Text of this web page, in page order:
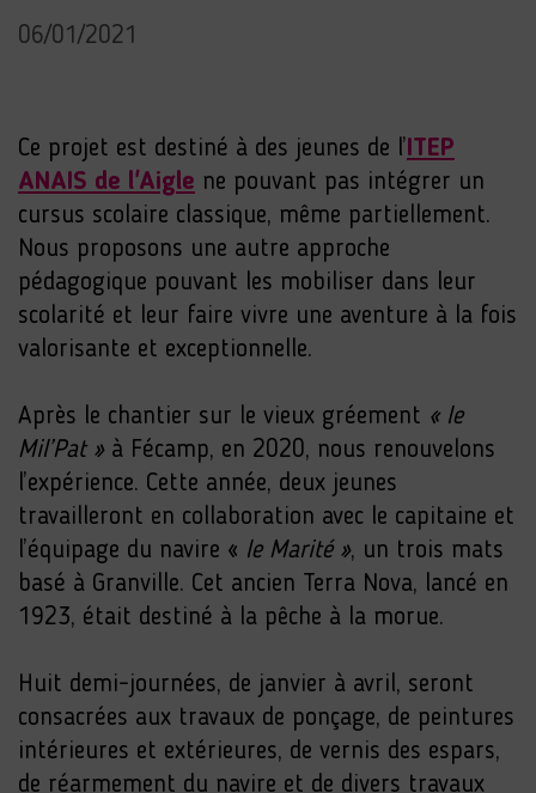
06/01/2021
Ce projet est destiné à des jeunes de l’ITEP
ANAIS de l'Aigle ne pouvant pas intégrer un
cursus scolaire classique, même partiellement.
Nous proposons une autre approche
pédagogique pouvant les mobiliser dans leur
scolarité et leur faire vivre une aventure à la fois
valorisante et exceptionnelle.
Après le chantier sur le vieux gréement « le
Mil’Pat »à Fécamp, en 2020, nous renouvelons
l’expérience. Cette année, deux jeunes
travailleront en collaboration avec le capitaine et
l’équipage du navire « le Marité », un trois mats
basé à Granville. Cet ancien Terra Nova, lancé en
1923, était destiné à la pêche à la morue.
Huit demi-journées, de janvier à avril, seront
consacrées aux travaux de ponçage, de peintures
intérieures et extérieures, de vernis des espars,
de réarmement du navire et de divers travaux